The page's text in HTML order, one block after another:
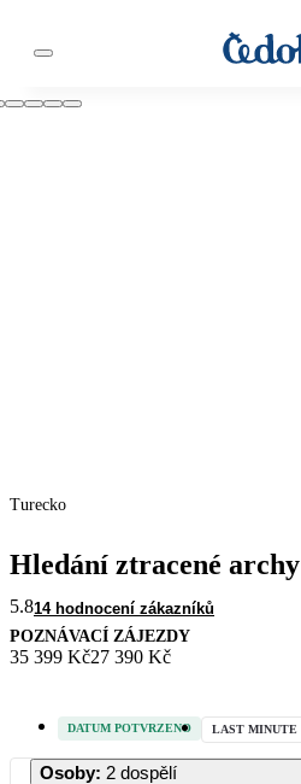
Turecko
Hledání ztracené archy
5.814 hodnocení zákazníků
POZNÁVACÍ ZÁJEZDY
35 399 Kč27 390 Kč
DATUM POTVRZENO LAST MINUTE
Osoby: 2 dospělí